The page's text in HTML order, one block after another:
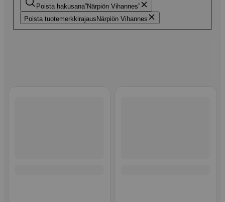
Poista hakusana Närpiön Vihannes
Poista tuotemerkkirajaus Närpiön Vihannes